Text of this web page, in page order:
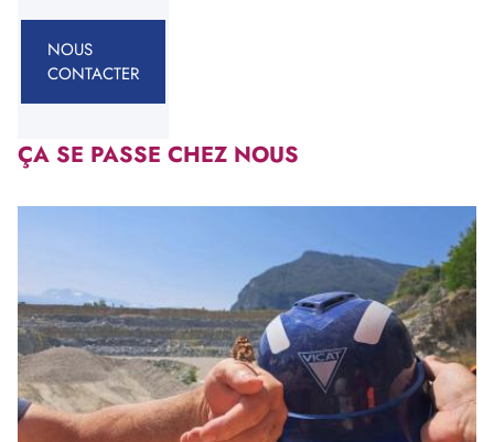
NOUS
CONTACTER
ÇA SE PASSE CHEZ NOUS